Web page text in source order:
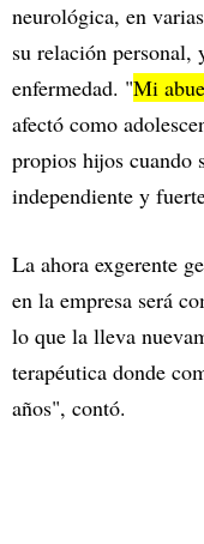
neurológica, en
su relación personal,
enfermedad. "Mi
afectó como
propios hijos cuando
independiente y
La ahora exgerente
en la empresa será
lo que la lleva
terapéutica donde
años", contó.